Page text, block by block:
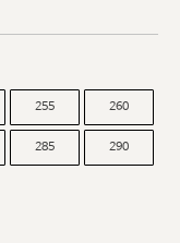
255 260
285 290